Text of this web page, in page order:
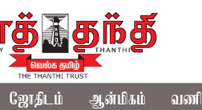
ஜோதிடம் ஆன்மிகம்